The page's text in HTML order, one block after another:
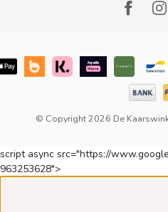
© Copyright 2026 De
script async src="https://
963253628">